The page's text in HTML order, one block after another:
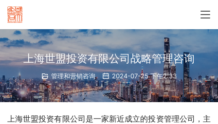
上海世盟投资有限公司战略管理咨询
管理和营销咨询 2024-07-25 下午2:33
上海世盟投资有限公司是一家新近成立的投资管理公司，主